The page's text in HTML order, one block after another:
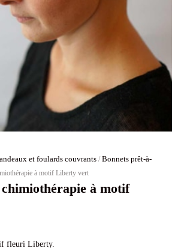
et foulards couvrants / Bonnets prêt-à-
à motif Liberty vert
à motif
fleuri Liberty.